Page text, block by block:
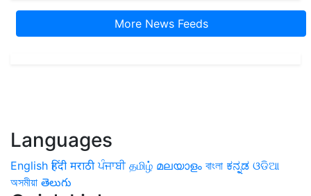
More News Feeds
Languages
English हिंदी मराठी ਪੰਜਾਬੀ தமிழ் മലയാളം বাংলা ಕನ್ನಡ ଓଡିଆ
অসমীয়া తెలుగు